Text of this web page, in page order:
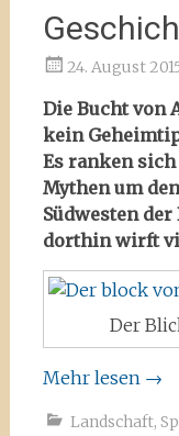
24. August
Die Bucht von
kein
Es ranken
Mythen um
Südwesten
dorthin wirft
Der
Mehr lesen →
Landschaft,